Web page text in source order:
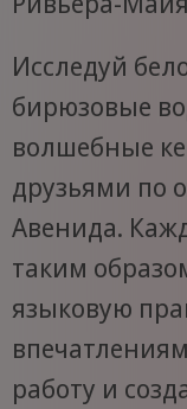
Исследуй
бирюзовые
волшебные
друзьями по
Авенида.
таким
языковую
работу и